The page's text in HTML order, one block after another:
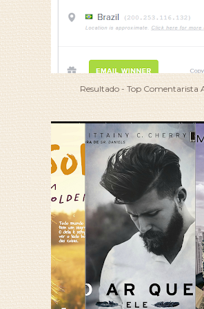
Resultado - Top Comentarista